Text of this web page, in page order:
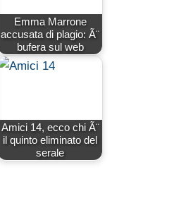
Emma Marrone
accusata di plagio: Ã¨
bufera sul web
Amici 14, ecco chi Ã¨
il quinto eliminato del
serale